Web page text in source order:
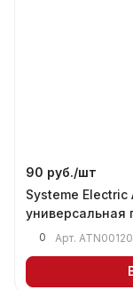
90 руб./шт
Systeme Electric
универсальная
0 Арт.